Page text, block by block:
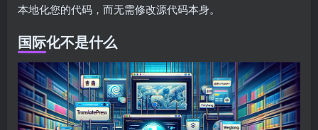
本地化您的代码，而无需修改源代码本身。
国际化不是什么